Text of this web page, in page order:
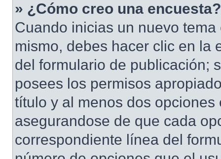
» ¿Cómo creo una encuesta?
Cuando inicias un nuevo
mismo, debes hacer clic en la
del formulario de publicación;
posees los permisos
título y al menos dos
asegurandose de que cada
correspondiente línea del